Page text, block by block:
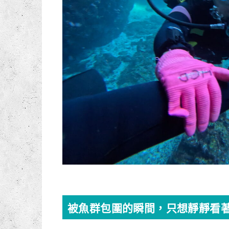
被魚群包圍的瞬間，只想靜靜看